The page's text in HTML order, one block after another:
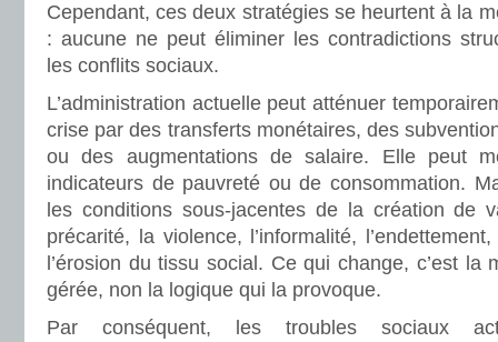
Cependant, ces deux stratégies se heurtent à la
: aucune ne peut éliminer les contradictions
les conflits sociaux.
L’administration actuelle peut atténuer
crise par des transferts monétaires, des
ou des augmentations de salaire. Elle peut
indicateurs de pauvreté ou de consommation.
les conditions sous-jacentes de la création de
précarité, la violence, l’informalité,
l’érosion du tissu social. Ce qui change, c’est la
gérée, non la logique qui la provoque.
Par conséquent, les troubles sociaux